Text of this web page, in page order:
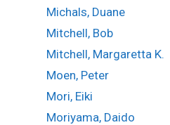
Michals, Duane
Mitchell, Bob
Mitchell, Margaretta K.
Moen, Peter
Mori, Eiki
Moriyama, Daido